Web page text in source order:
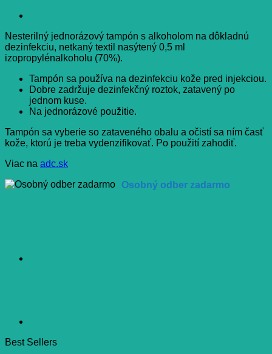
Nesterilný jednorázový tampón s alkoholom na dôkladnú
dezinfekciu, netkaný textil nasýtený 0,5 ml
izopropylénalkoholu (70%).
Tampón sa používa na dezinfekciu kože pred injekciou.
Dobre zadržuje dezinfekčný roztok, zatavený po
jednom kuse.
Na jednorázové použitie.
Tampón sa vyberie so zataveného obalu a očistí sa ním časť
kože, ktorú je treba vydenzifikovať. Po použití zahodiť.
Viac na adc.sk
Osobný odber zadarmo
Best Sellers